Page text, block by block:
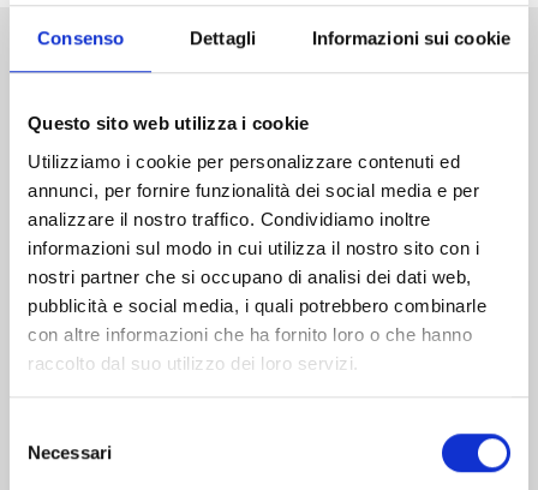
Consenso Dettagli Informazioni sui cookie
Questo sito web utilizza i cookie
Utilizziamo i cookie per personalizzare contenuti ed
annunci, per fornire funzionalità dei social media e per
analizzare il nostro traffico. Condividiamo inoltre
informazioni sul modo in cui utilizza il nostro sito con i
nostri partner che si occupano di analisi dei dati web,
pubblicità e social media, i quali potrebbero combinarle
con altre informazioni che ha fornito loro o che hanno
raccolto dal suo utilizzo dei loro servizi.
delNecessari
Altri volumi della serie